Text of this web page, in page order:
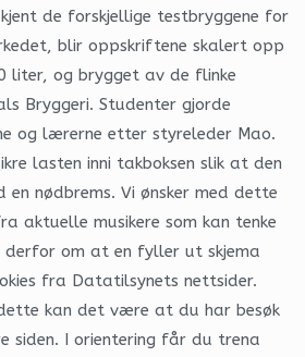
de forskjellige testbryggene for
blir oppskriftene skalert opp
liter, og brygget av de flinke
Bryggeri. Studenter gjorde
og lærerne etter styreleder Mao.
lasten inni takboksen slik at den
nødbrems. Vi ønsker med dette
aktuelle musikere som kan tenke
derfor om at en fyller ut skjema
fra Datatilsynets nettsider.
kan det være at du har besøk
siden. I orientering får du trena